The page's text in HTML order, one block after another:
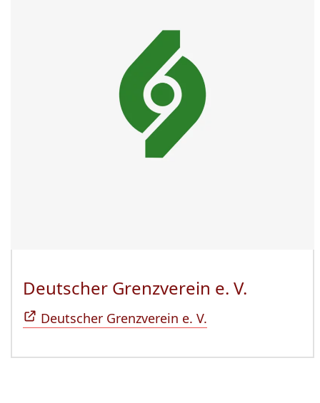
Deutscher Grenzverein e. V.
Deutscher Grenzverein e. V.